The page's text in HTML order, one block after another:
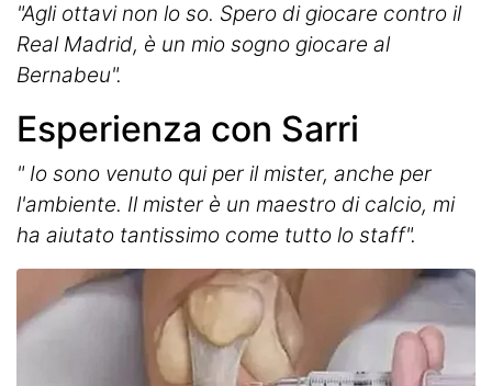
"Agli ottavi non lo so. Spero di giocare contro il
Real Madrid, è un mio sogno giocare al
Bernabeu".
Esperienza con Sarri
" Io sono venuto qui per il mister, anche per
l'ambiente. Il mister è un maestro di calcio, mi
ha aiutato tantissimo come tutto lo staff".